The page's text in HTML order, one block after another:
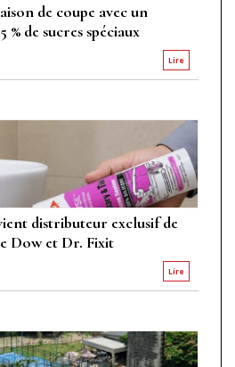
de coupe avec un
% de sucres spéciaux
Lire
distributeur exclusif de
Dow et Dr. Fixit
Lire